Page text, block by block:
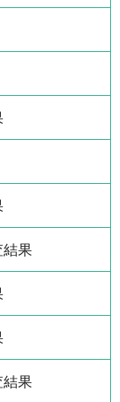
結果
結果